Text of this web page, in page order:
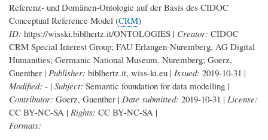
Referenz- und Domänen-Ontologie auf der Basis des CIDOC
Conceptual Reference Model (CRM)
ID: https://wisski.biblhertz.it/ONTOLOGIES | Creator: CIDOC
CRM Special Interest Group; FAU Erlangen-Nuremberg, AG Digital
Humanities; Germanic National Museum, Nuremberg; Goerz,
Guenther | Publisher: biblhertz.it, wiss-ki.eu | Issued: 2019-10-31 |
Modified: - | Subject: Semantic foundation for data modelling |
Contributor: Goerz, Guenther | Date submitted: 2019-10-31 | License:
CC BY-NC-SA | Rights: CC BY-NC-SA |
Formats: